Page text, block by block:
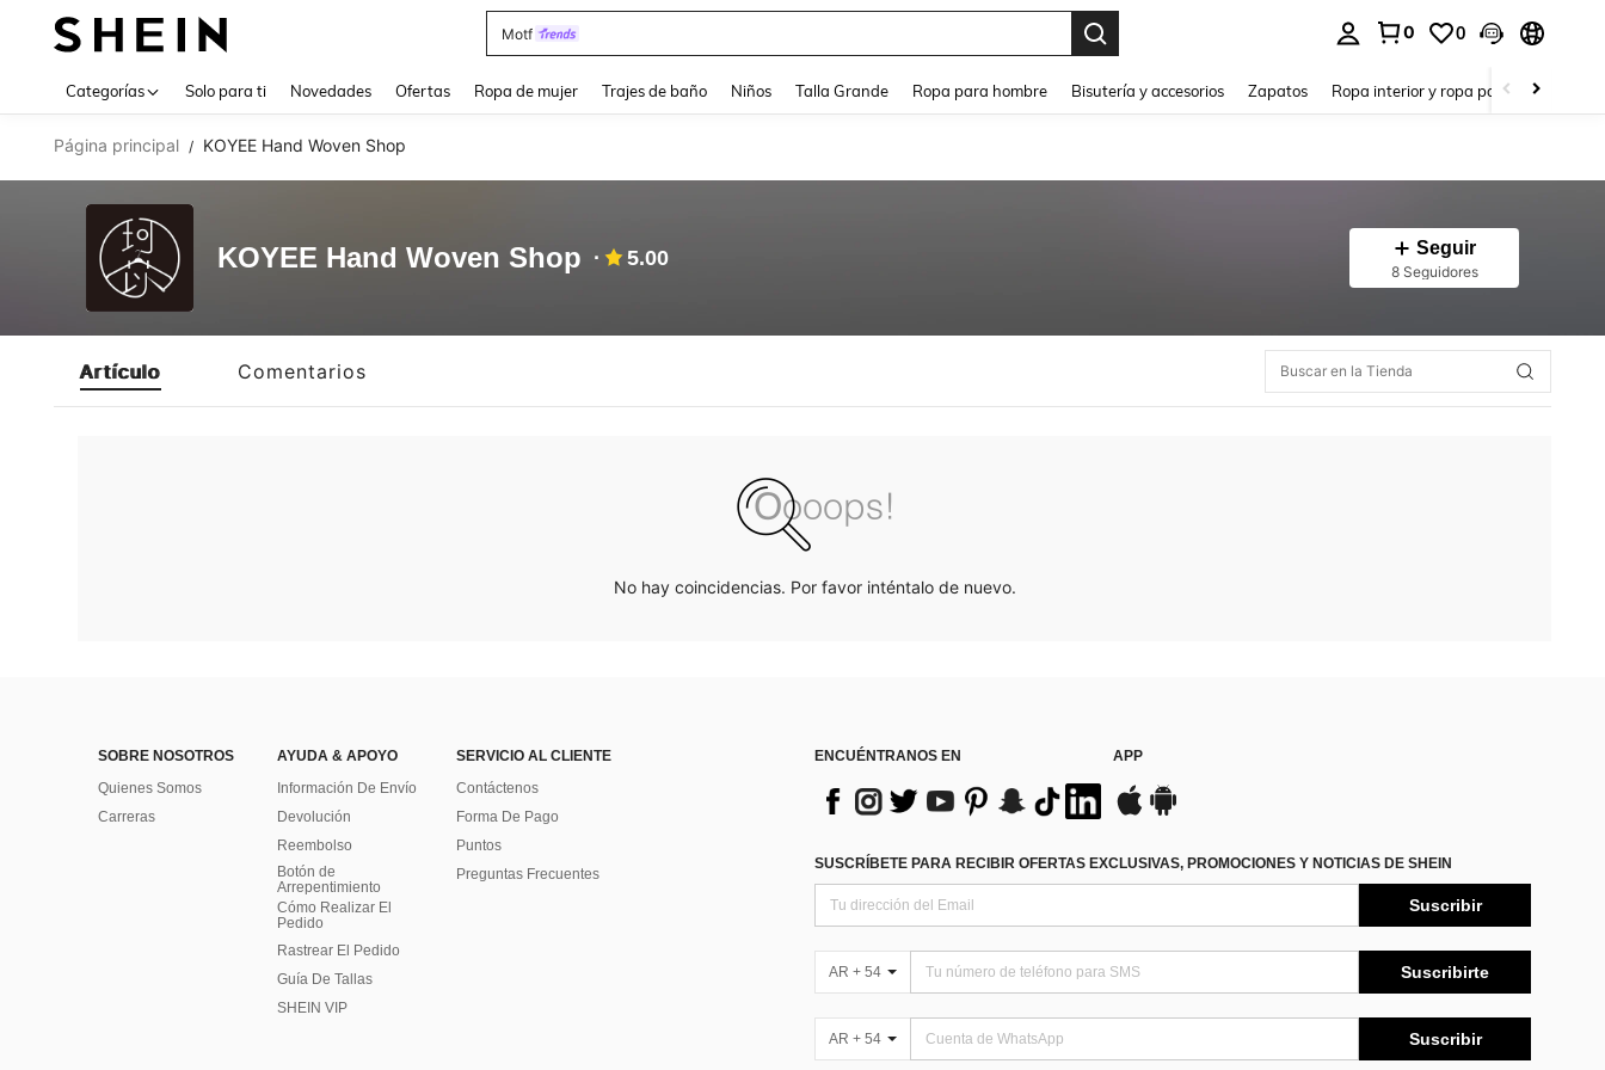
Motf
0 0
Categorías Solo para ti Novedades Ofertas Ropa de mujer Trajes de baño Niños Talla Grande Ropa para hombre Bisutería y accesorios Zapatos Ropa interior y ropa para dormir
Página principal / KOYEE Hand Woven Shop
KOYEE Hand Woven Shop 5.00 Seguir
8 Seguidores
Artículo Comentarios
No hay coincidencias. Por favor inténtalo de nuevo.
SOBRE NOSOTROS
Quienes Somos
Carreras
AYUDA & APOYO
Información De Envío
Devolución
Reembolso
Botón de
Arrepentimiento
Cómo Realizar El
Pedido
Rastrear El Pedido
Guía De Tallas
SHEIN VIP
SERVICIO AL CLIENTE
Contáctenos
Forma De Pago
Puntos
Preguntas Frecuentes
ENCUÉNTRANOS EN APP
SUSCRÍBETE PARA RECIBIR OFERTAS EXCLUSIVAS, PROMOCIONES Y NOTICIAS DE SHEIN
Suscribir
AR + 54 Suscribirte
AR + 54 Suscribir